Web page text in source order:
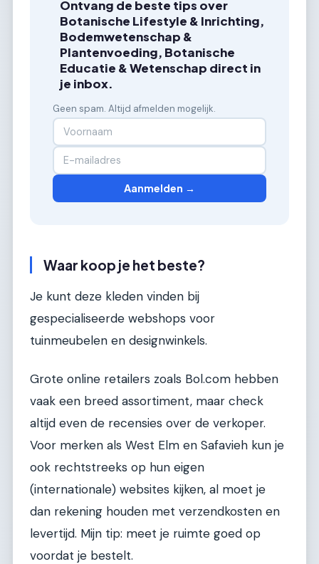
Ontvang de beste tips over
Botanische Lifestyle & Inrichting,
Bodemwetenschap &
Plantenvoeding, Botanische
Educatie & Wetenschap direct in
je inbox.
Geen spam. Altijd afmelden mogelijk.
Aanmelden →
Waar koop je het beste?
Je kunt deze kleden vinden bij
gespecialiseerde webshops voor
tuinmeubelen en designwinkels.
Grote online retailers zoals Bol.com hebben
vaak een breed assortiment, maar check
altijd even de recensies over de verkoper.
Voor merken als West Elm en Safavieh kun je
ook rechtstreeks op hun eigen
(internationale) websites kijken, al moet je
dan rekening houden met verzendkosten en
levertijd. Mijn tip: meet je ruimte goed op
voordat je bestelt.